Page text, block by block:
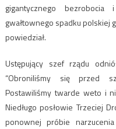
gigantycznego
gwałtownego spadku polskiej
powiedział.
Ustępujący szef rządu
“Obroniliśmy się przed
Postawiliśmy twarde weto i
Niedługo posłowie Trzeciej
ponownej próbie